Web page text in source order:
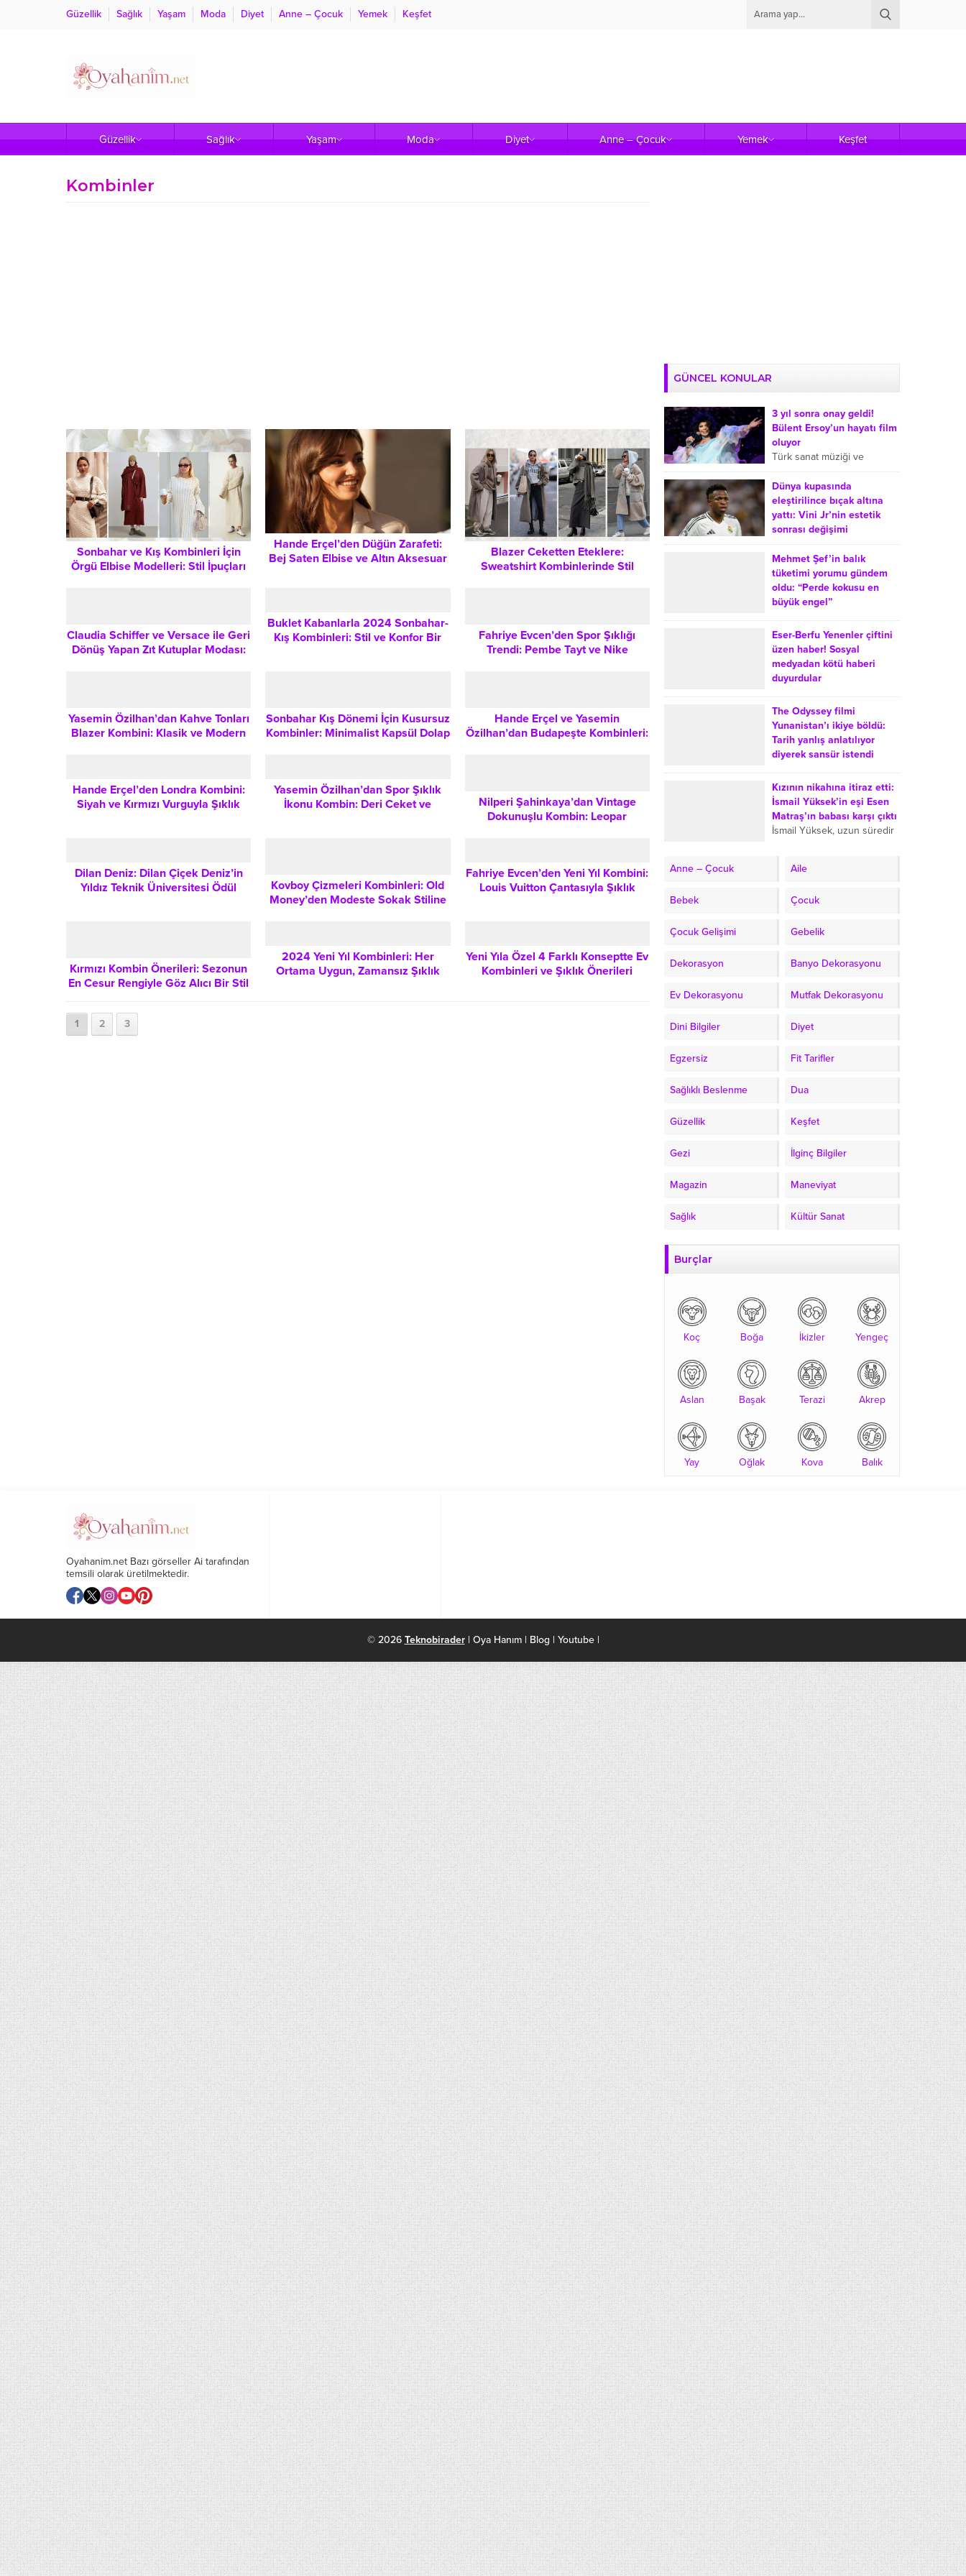
Güzellik Sağlık Yaşam Moda Diyet Anne – Çocuk Yemek Keşfet
Güzellik Sağlık Yaşam Moda Diyet Anne – Çocuk Yemek Keşfet
Kombinler
Sonbahar ve Kış Kombinleri İçin
Örgü Elbise Modelleri: Stil İpuçları
Hande Erçel’den Düğün Zarafeti:
Bej Saten Elbise ve Altın Aksesuar
Blazer Ceketten Eteklere:
Sweatshirt Kombinlerinde Stil
Claudia Schiffer ve Versace ile Geri
Dönüş Yapan Zıt Kutuplar Modası:
Buklet Kabanlarla 2024 Sonbahar-
Kış Kombinleri: Stil ve Konfor Bir
Fahriye Evcen’den Spor Şıklığı
Trendi: Pembe Tayt ve Nike
Yasemin Özilhan’dan Kahve Tonları
Blazer Kombini: Klasik ve Modern
Sonbahar Kış Dönemi İçin Kusursuz
Kombinler: Minimalist Kapsül Dolap
Hande Erçel ve Yasemin
Özilhan’dan Budapeşte Kombinleri:
Hande Erçel’den Londra Kombini:
Siyah ve Kırmızı Vurguyla Şıklık
Yasemin Özilhan’dan Spor Şıklık
İkonu Kombin: Deri Ceket ve
Nilperi Şahinkaya’dan Vintage
Dokunuşlu Kombin: Leopar
Dilan Deniz: Dilan Çiçek Deniz’in
Yıldız Teknik Üniversitesi Ödül
Kovboy Çizmeleri Kombinleri: Old
Money’den Modeste Sokak Stiline
Fahriye Evcen’den Yeni Yıl Kombini:
Louis Vuitton Çantasıyla Şıklık
Kırmızı Kombin Önerileri: Sezonun
En Cesur Rengiyle Göz Alıcı Bir Stil
Yaratmanın Sırları
2024 Yeni Yıl Kombinleri: Her
Ortama Uygun, Zamansız Şıklık
Yeni Yıla Özel 4 Farklı Konseptte Ev
Kombinleri ve Şıklık Önerileri
1 2 3
GÜNCEL KONULAR
3 yıl sonra onay geldi!
Bülent Ersoy’un hayatı film
oluyor
Türk sanat müziği ve
arabeskin sevilen
isimlerinden Bülent Ersoy’un
hayatı sinemaya uyarlanıyor.
Ersoy’un film projesiyle ilgili
süreçte, onayın yaklaşık üç...
Dünya kupasında
eleştirilince bıçak altına
yattı: Vini Jr’nin estetik
sonrası değişimi
Dünya Kupası sonrasında
Real Madrid’de forma giyen
Brezilyalı futbolcu Vinicius
Junior’ın çene operasyonu
geçirdiği yönündeki haberler
medyada...
Mehmet Şef’in balık
tüketimi yorumu gündem
oldu: “Perde kokusu en
büyük engel”
sevilen jüri üyesi Mehmet
Yalçınkaya, Türkiye’de
evlerde balık tüketiminin
azalmasına yol açtığını
Eser-Berfu Yenenler çiftini
üzen haber! Sosyal
medyadan kötü haberi
duyurdular
uzak yaşayan Eser Yenenler
ve Berfu Yenenler çifti,
takipçilerini üzen bir
gelişmeyi duyurdu. Berfu
The Odyssey filmi
Yunanistan’ı ikiye böldü:
Tarih yanlış anlatılıyor
diyerek sansür istendi
censored wrong history
request Lina Mendoni Lifo
Renos Charalambides
Oppenheimer 975 million
Kızının nikahına itiraz etti:
İsmail Yüksek’in eşi Esen
Matraş’ın babası karşı çıktı
İsmail Yüksek, uzun süredir
oturdu. Nikahın ardından
olan...
Anne – Çocuk Aile
Bebek Çocuk
Çocuk Gelişimi Gebelik
Dekorasyon Banyo Dekorasyonu
Ev Dekorasyonu Mutfak Dekorasyonu
Dini Bilgiler Diyet
Egzersiz Fit Tarifler
Sağlıklı Beslenme Dua
Güzellik Keşfet
Gezi İlginç Bilgiler
Magazin Maneviyat
Sağlık Kültür Sanat
Burçlar
Koç Boğa İkizler Yengeç
Aslan Başak Terazi Akrep
Yay Oğlak Kova Balık
Oyahanim.net Bazı görseller Ai tarafından
temsili olarak üretilmektedir.
© 2026 Teknobirader| Oya Hanım | Blog | Youtube |